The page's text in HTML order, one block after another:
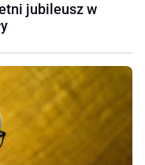
jubileusz w